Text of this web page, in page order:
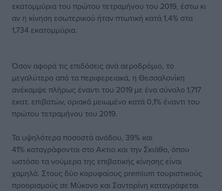
εκατομμύρια του πρώτου τετραμήνου του 2019, έστω κι
αν η κίνηση εσωτερικού ήταν πτωτική κατά 1,4% στα
1,734 εκατομμύρια.
Όσον αφορά τις επιδόσεις ανά αεροδρόμιο, το
μεγαλύτερο από τα περιφερειακά, η Θεσσαλονίκη
ανέκαμψε πλήρως έναντι του 2019 με ένα σύνολο 1,717
εκατ. επιβατών, οριακά μειωμένο κατά 0,1% έναντι του
πρώτου τετραμήνου του 2019.
Τα υψηλότερα ποσοστά ανόδου, 39% και
41% καταγράφονται στο Ακτιο και την Σκιάθο, όπου
ωστόσο τα νούμερα της επιβατικής κίνησης είναι
χαμηλά. Στους δύο κορυφαίους premium τουριστικούς
προορισμούς σε Μύκονο και Σαντορίνη καταγράφεται